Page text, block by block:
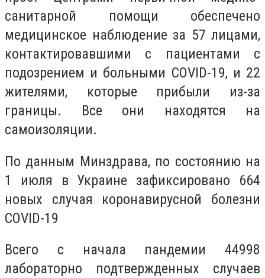
санитарной помощи обеспечено
медицинское наблюдение за 57 лицами,
контактировавшими с пациентами с
подозрением и больными COVID-19, и 22
жителями, которые прибыли из-за
границы. Все они находятся на
самоизоляции.
По данным Минздрава, по состоянию на
1 июля в Украине зафиксировано 664
новых случая коронавирусной болезни
COVID-19
Всего с начала пандемии 44998
лабораторно подтвержденных случаев